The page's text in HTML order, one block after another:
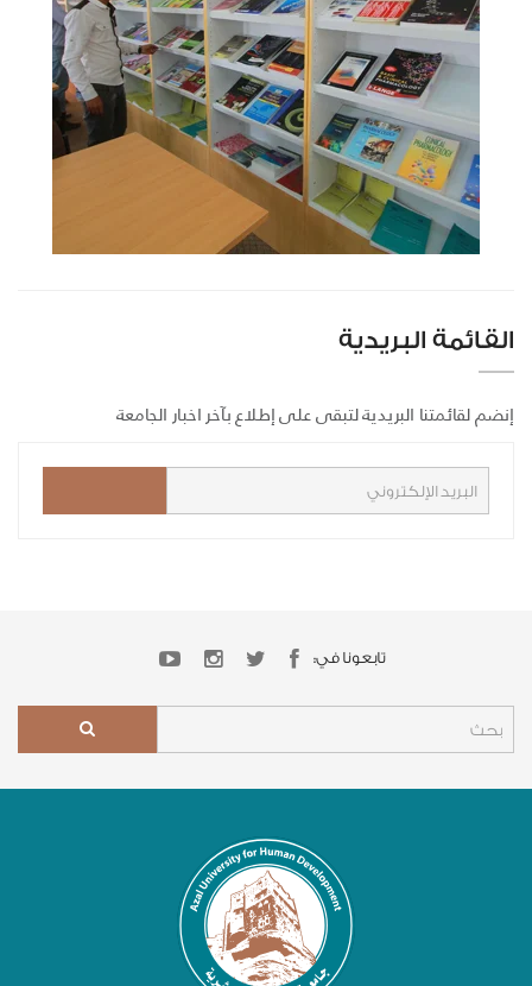
القائمة البريدية
إنضم لقائمتنا البريدية لتبقى على إطلاع بآخر اخبار الجامعة
تابعونا في: